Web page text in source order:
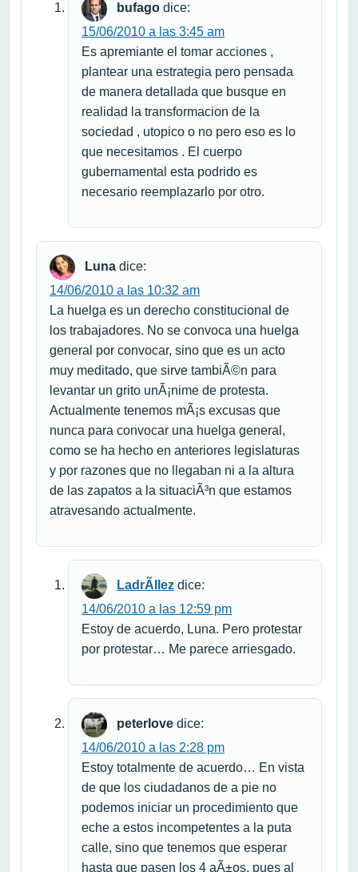
bufago dice:
15/06/2010 a las 3:45 am
Es apremiante el tomar acciones ,
plantear una estrategia pero pensada
de manera detallada que busque en
realidad la transformacion de la
sociedad , utopico o no pero eso es lo
que necesitamos . El cuerpo
gubernamental esta podrido es
necesario reemplazarlo por otro.
Luna dice:
14/06/2010 a las 10:32 am
La huelga es un derecho constitucional de
los trabajadores. No se convoca una huelga
general por convocar, sino que es un acto
muy meditado, que sirve tambiÃ©n para
levantar un grito unÃ¡nime de protesta.
Actualmente tenemos mÃ¡s excusas que
nunca para convocar una huelga general,
como se ha hecho en anteriores legislaturas
y por razones que no llegaban ni a la altura
de las zapatos a la situaciÃ³n que estamos
atravesando actualmente.
LadrÃ­llez dice:
14/06/2010 a las 12:59 pm
Estoy de acuerdo, Luna. Pero protestar
por protestar… Me parece arriesgado.
peterlove dice:
14/06/2010 a las 2:28 pm
Estoy totalmente de acuerdo… En vista
de que los ciudadanos de a pie no
podemos iniciar un procedimiento que
eche a estos incompetentes a la puta
calle, sino que tenemos que esperar
hasta que pasen los 4 aÃ±os, pues al